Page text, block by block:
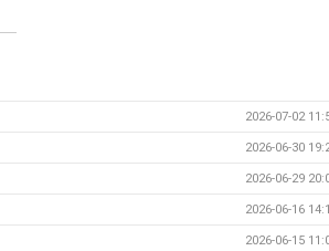
2026-07-02
2026-06-30
2026-06-29
2026-06-16
2026-06-15